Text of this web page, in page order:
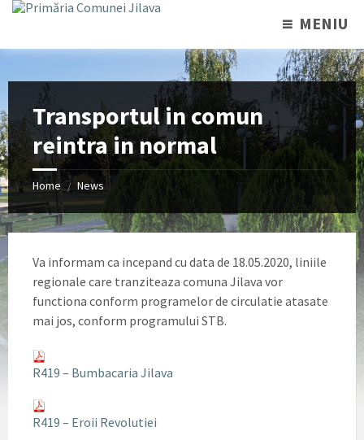
MENIU
Transportul in comun
reintra in normal
Home / News
Va informam ca incepand cu data de 18.05.2020, liniile
regionale care tranziteaza comuna Jilava vor
functiona conform programelor de circulatie atasate
mai jos, conform programului STB.
R419 – Bumbacaria Jilava
R419 – Eroii Revolutiei